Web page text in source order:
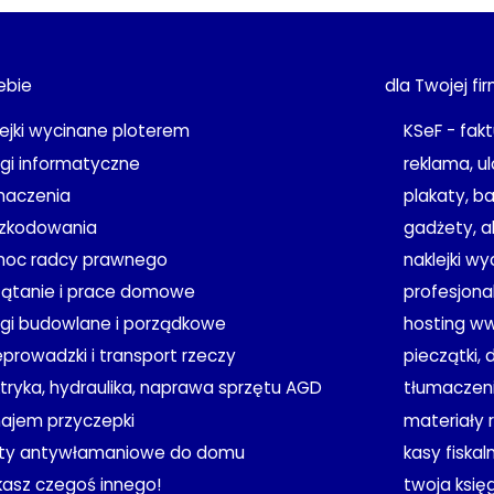
wycinane ploterem
informatyczne
radcy prawnego
i prace domowe
budowlane i porządkowe
i transport rzeczy
hydraulika, naprawa sprzętu AGD
przyczepki
antywłamaniowe do domu
czegoś innego!
dla Twojej
KSeF -
reklama,
plakaty,
gadżety,
naklejki
hosting
pieczątki,
materiały
kasy
twoja